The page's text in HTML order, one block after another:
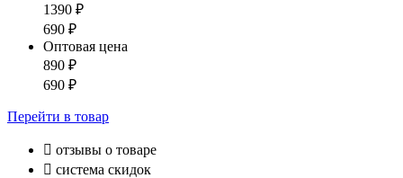
1390 ₽
690 ₽
Оптовая цена
890 ₽
690 ₽
Перейти в товар
 отзывы о товаре
 система скидок